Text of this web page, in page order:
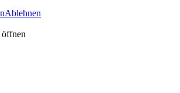
Ablehnen
öffnen